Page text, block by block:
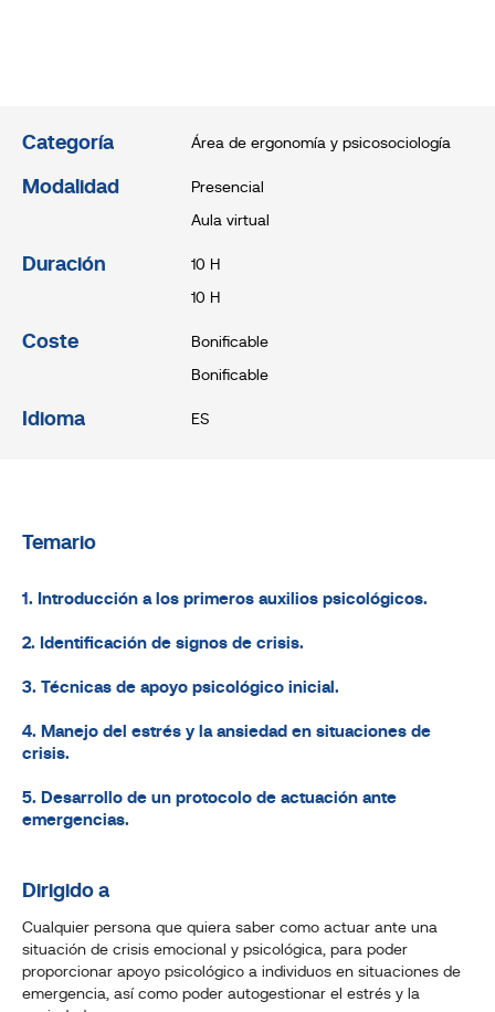
Categoría Área de ergonomía y psicosociología
Modalidad
Presencial
Aula virtual
Duración
10 H
10 H
Coste
Bonificable
Bonificable
Idioma ES
Temario
1. Introducción a los primeros auxilios psicológicos.
2. Identificación de signos de crisis.
3. Técnicas de apoyo psicológico inicial.
4. Manejo del estrés y la ansiedad en situaciones de
crisis.
5. Desarrollo de un protocolo de actuación ante
emergencias.
Dirigido a
Cualquier persona que quiera saber como actuar ante una
situación de crisis emocional y psicológica, para poder
proporcionar apoyo psicológico a individuos en situaciones de
emergencia, así como poder autogestionar el estrés y la